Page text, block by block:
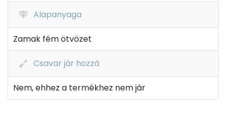
Alapanyaga
Zamak fém ötvözet
Csavar jár hozzá
Nem, ehhez a termékhez nem jár